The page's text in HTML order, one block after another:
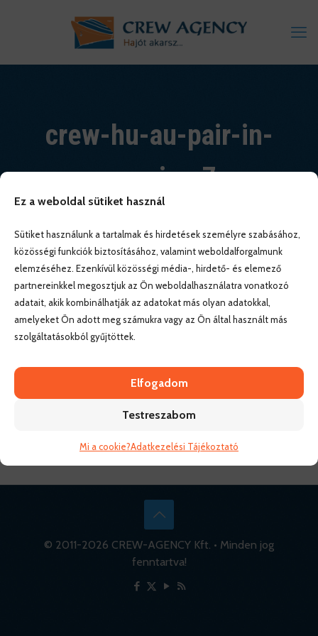
Ez a weboldal sütiket használ
Sütiket használunk a tartalmak és hirdetések személyre szabásához,
közösségi funkciók biztosításához, valamint weboldalforgalmunk
elemzéséhez. Ezenkívül közösségi média-, hirdető- és elemező
partnereinkkel megosztjuk az Ön weboldalhasználatra vonatkozó
adatait, akik kombinálhatják az adatokat más olyan adatokkal,
amelyeket Ön adott meg számukra vagy az Ön által használt más
szolgáltatásokból gyűjtöttek.
Elfogadom
Testreszabom
Mi a cookie?Adatkezelési Tájékoztató
crew-hu-au-pair-in-
america-7
© 2011-2026 CREW-AGENCY Kft. • Minden jog
fenntartva!